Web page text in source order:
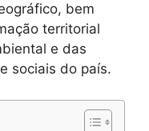
bem
territorial
e das
sociais do país.